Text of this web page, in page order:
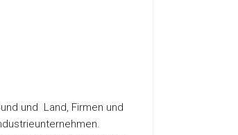
und Land, Firmen und